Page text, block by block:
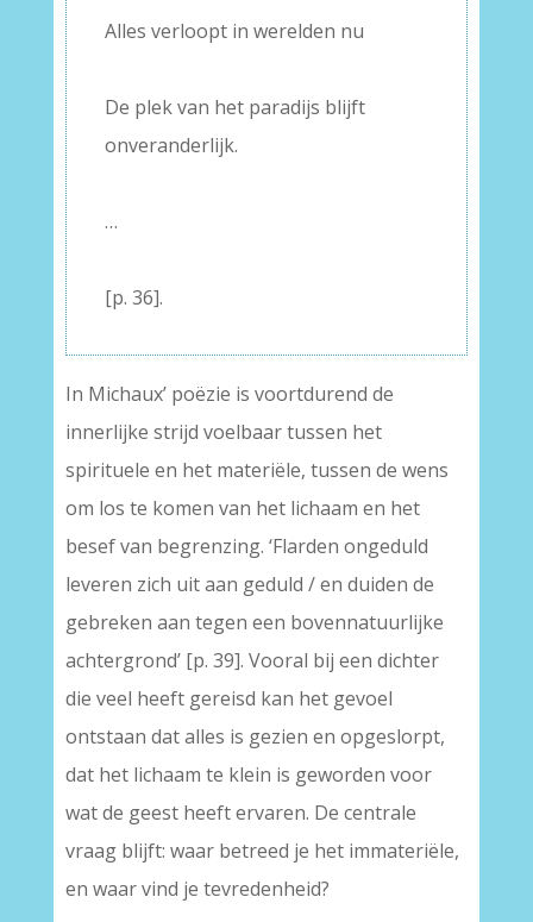
Alles verloopt in werelden nu
De plek van het paradijs blijft
onveranderlijk.
…
[p. 36].
In Michaux’ poëzie is voortdurend de
innerlijke strijd voelbaar tussen het
spirituele en het materiële, tussen de wens
om los te komen van het lichaam en het
besef van begrenzing. ‘Flarden ongeduld
leveren zich uit aan geduld / en duiden de
gebreken aan tegen een bovennatuurlijke
achtergrond’ [p. 39]. Vooral bij een dichter
die veel heeft gereisd kan het gevoel
ontstaan dat alles is gezien en opgeslorpt,
dat het lichaam te klein is geworden voor
wat de geest heeft ervaren. De centrale
vraag blijft: waar betreed je het immateriële,
en waar vind je tevredenheid?